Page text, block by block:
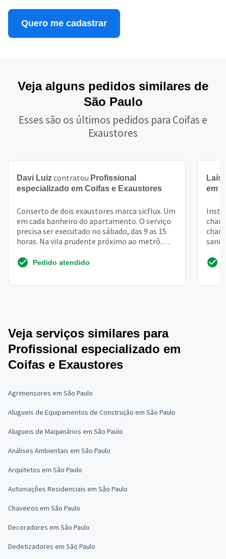
Quero me cadastrar
Veja alguns pedidos similares de
São Paulo
Esses são os últimos pedidos para Coifas e
Exaustores
Davi Luizcontratou Profissional
especializado em Coifas e Exaustores
Conserto de dois exaustores marca sicflux. Um
em cada banheiro do apartamento. O serviço
precisa ser executado no sábado, das 9 as 15
horas. Na vila prudente próximo ao metrô.
Pedido atendido
Laís
em
Veja serviços similares para
Profissional especializado em
Coifas e Exaustores
Agrimensores em São Paulo
Alugueis de Equipamentos de Construção em São Paulo
Alugueis de Maquinários em São Paulo
Análises Ambientais em São Paulo
Arquitetos em São Paulo
Automações Residenciais em São Paulo
Chaveiros em São Paulo
Decoradores em São Paulo
Dedetizadores em São Paulo